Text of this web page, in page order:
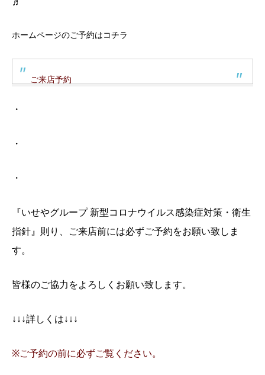
ホームページのご予約はコチラ
ご来店予約
・
・
・
『いせやグループ 新型コロナウイルス感染症対策・衛生
指針』則り、ご来店前には必ずご予約をお願い致しま
す。
皆様のご協力をよろしくお願い致します。
↓↓↓詳しくは↓↓↓
※ご予約の前に必ずご覧ください。